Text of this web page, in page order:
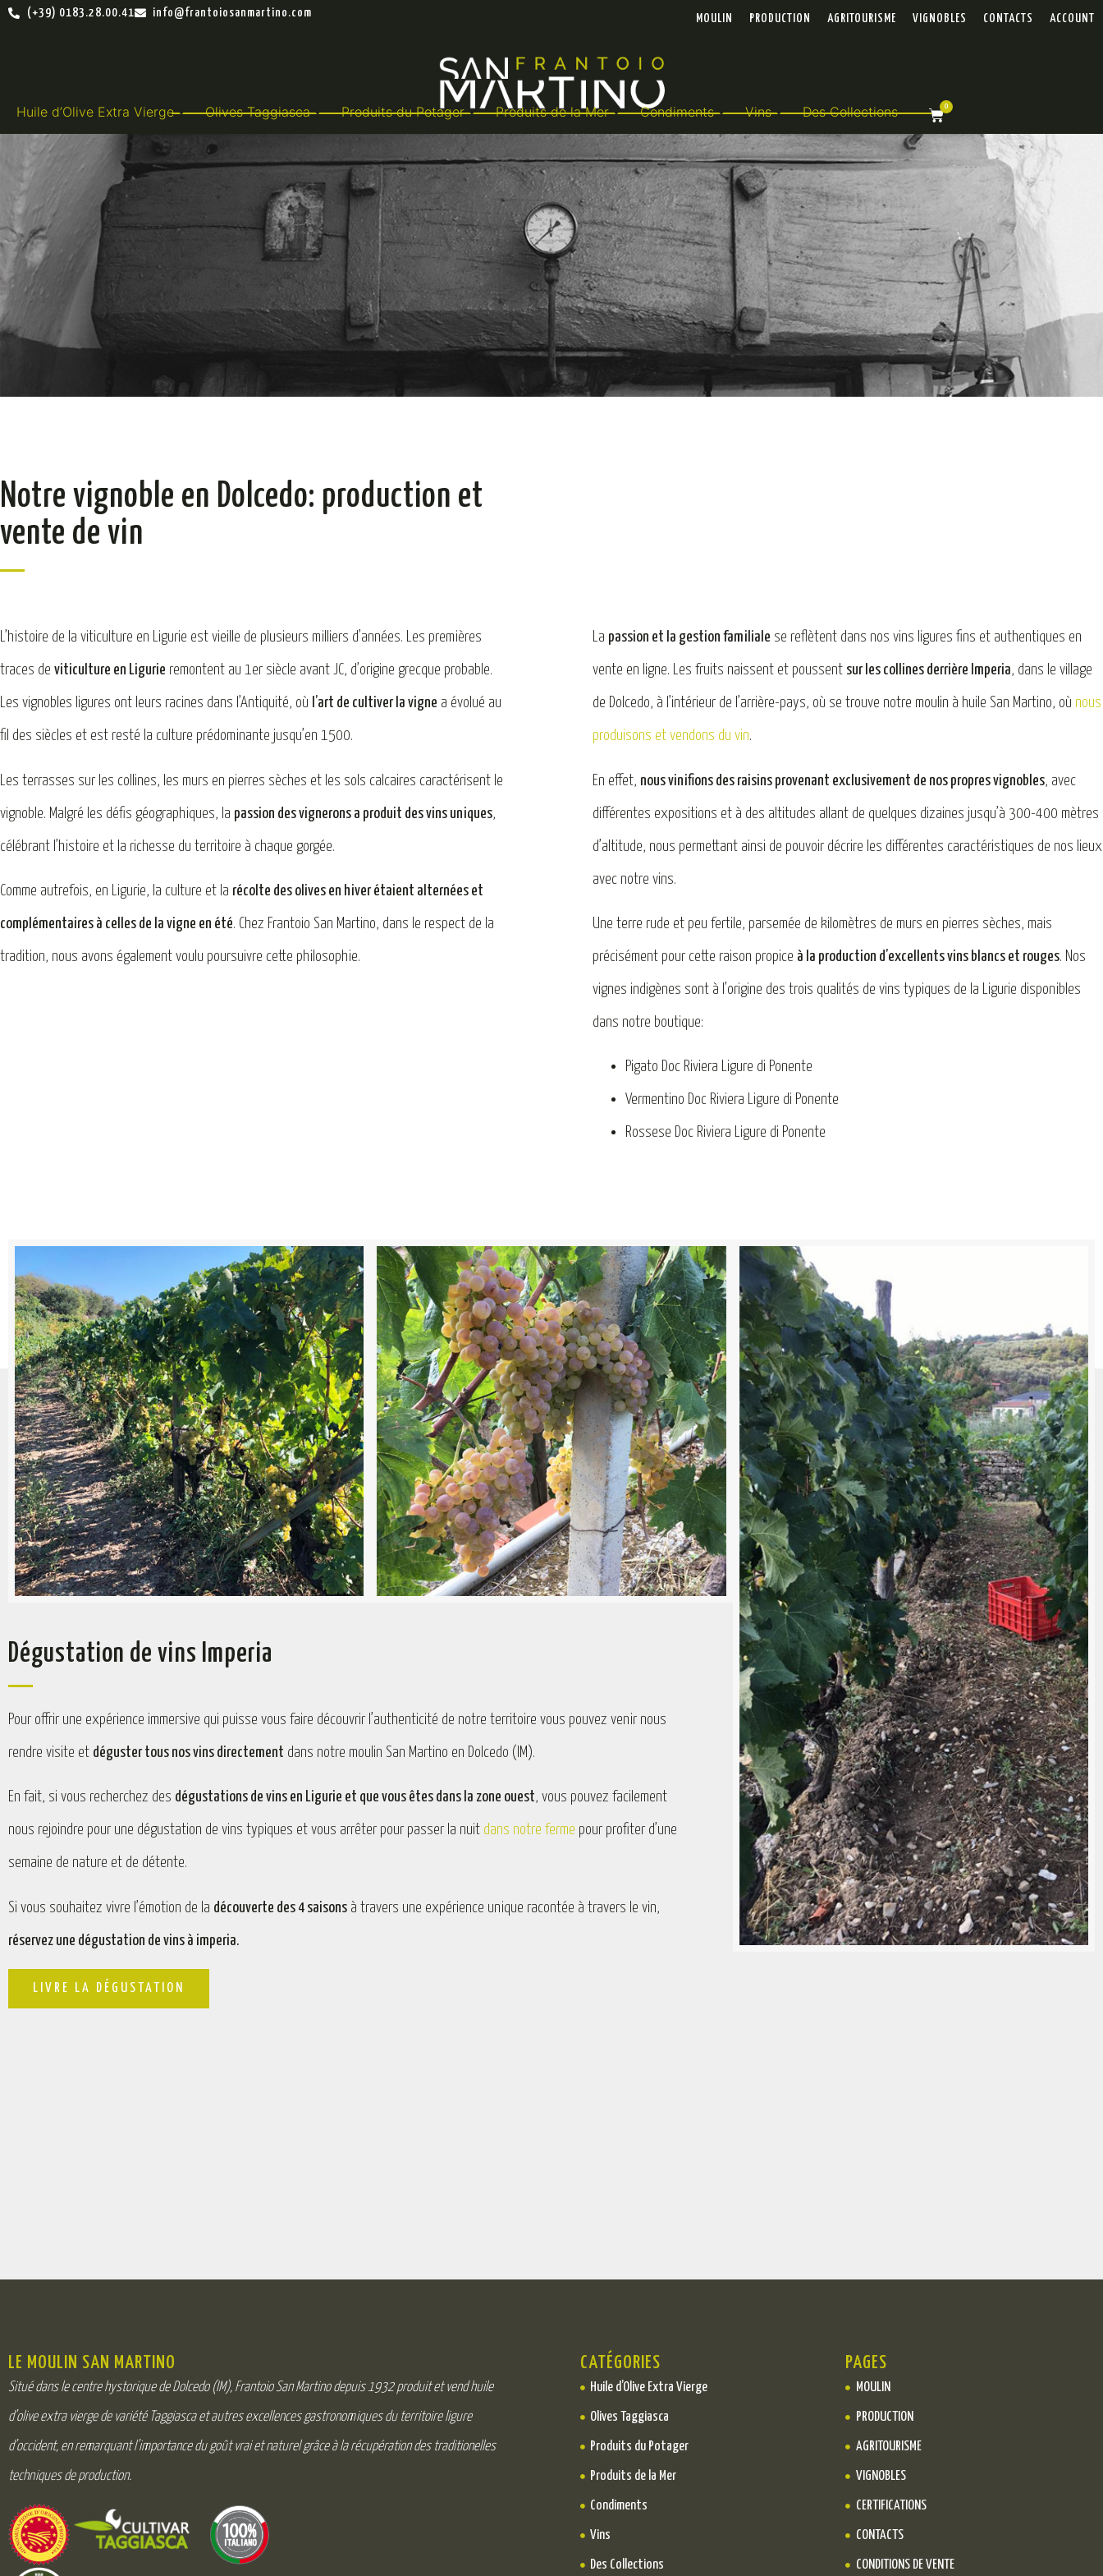
(+39) 0183.28.00.41 info@frantoiosanmartino.com MOULIN PRODUCTION AGRITOURISME VIGNOBLES CONTACTS ACCOUNT
Huile d’Olive Extra Vierge Olives Taggiasca Produits du Potager Produits de la Mer Condiments Vins Des Collections 0
Notre vignoble en Dolcedo: production et
vente de vin
L’histoire de la viticulture en Ligurie est vieille de plusieurs milliers d’années. Les premières
traces de viticulture en Ligurie remontent au 1er siècle avant JC, d’origine grecque probable.
Les vignobles ligures ont leurs racines dans l’Antiquité, où l’art de cultiver la vigne a évolué au
fil des siècles et est resté la culture prédominante jusqu’en 1500.
Les terrasses sur les collines, les murs en pierres sèches et les sols calcaires caractérisent le
vignoble. Malgré les défis géographiques, la passion des vignerons a produit des vins uniques,
célébrant l’histoire et la richesse du territoire à chaque gorgée.
Comme autrefois, en Ligurie, la culture et la récolte des olives en hiver étaient alternées et
complémentaires à celles de la vigne en été. Chez Frantoio San Martino, dans le respect de la
tradition, nous avons également voulu poursuivre cette philosophie.
La passion et la gestion familiale se reflètent dans nos vins ligures fins et authentiques en
vente en ligne. Les fruits naissent et poussent sur les collines derrière Imperia, dans le village
de Dolcedo, à l’intérieur de l’arrière-pays, où se trouve notre moulin à huile San Martino, où nous
produisons et vendons du vin.
En effet, nous vinifions des raisins provenant exclusivement de nos propres vignobles, avec
différentes expositions et à des altitudes allant de quelques dizaines jusqu’à 300-400 mètres
d’altitude, nous permettant ainsi de pouvoir décrire les différentes caractéristiques de nos lieux
avec notre vins.
Une terre rude et peu fertile, parsemée de kilomètres de murs en pierres sèches, mais
précisément pour cette raison propice à la production d’excellents vins blancs et rouges. Nos
vignes indigènes sont à l’origine des trois qualités de vins typiques de la Ligurie disponibles
dans notre boutique:
Pigato Doc Riviera Ligure di Ponente
Vermentino Doc Riviera Ligure di Ponente
Rossese Doc Riviera Ligure di Ponente
Dégustation de vins Imperia
Pour offrir une expérience immersive qui puisse vous faire découvrir l’authenticité de notre territoire vous pouvez venir nous
rendre visite et déguster tous nos vins directement dans notre moulin San Martino en Dolcedo (IM).
En fait, si vous recherchez des dégustations de vins en Ligurie et que vous êtes dans la zone ouest, vous pouvez facilement
nous rejoindre pour une dégustation de vins typiques et vous arrêter pour passer la nuit dans notre ferme pour profiter d’une
semaine de nature et de détente.
Si vous souhaitez vivre l’émotion de la découverte des 4 saisons à travers une expérience unique racontée à travers le vin,
réservez une dégustation de vins à imperia.
LIVRE LA DÉGUSTATION
LE MOULIN SAN MARTINO
Situé dans le centre hystorique de Dolcedo (IM), Frantoio San Martino depuis 1932 produit et vend huile
d’olive extra vierge de variété Taggiasca et autres excellences gastronomiques du territoire ligure
d’occident, en remarquant l’importance du goût vrai et naturel grâce à la récupération des traditionelles
techniques de production.
CATÉGORIES
Huile d’Olive Extra Vierge
Olives Taggiasca
Produits du Potager
Produits de la Mer
Condiments
Vins
Des Collections
PAGES
MOULIN
PRODUCTION
AGRITOURISME
VIGNOBLES
CERTIFICATIONS
CONTACTS
CONDITIONS DE VENTE